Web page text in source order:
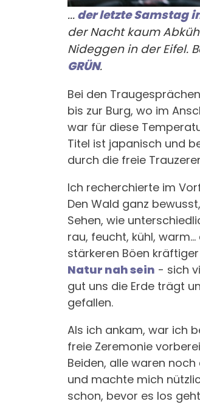
...der letzte Samstag
der Nacht kaum
Nideggen in der Eifel.
GRÜN.
Bei den
bis zur Burg, wo im
war für diese
Titel ist japanisch und
durch die freie
Ich recherchierte im
Den Wald ganz
Sehen, wie
rau, feucht, kühl,
stärkeren Böen
Natur nah sein - sich
gut uns die Erde trägt
gefallen.
Als ich ankam, war ich
freie Zeremonie
Beiden, alle waren
und machte mich
schon, bevor es los